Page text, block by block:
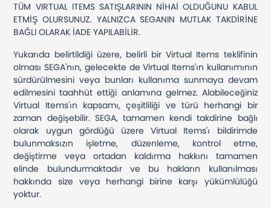
TÜM VIRTUAL ITEMS SATIŞLARININ NİHAİ OLDUĞUNU KABUL
ETMİŞ OLURSUNUZ. YALNIZCA SEGANIN MUTLAK TAKDİRİNE
BAĞLI OLARAK İADE YAPILABİLİR.
Yukarıda belirtildiği üzere, belirli bir Virtual Items teklifinin
olması SEGA'nın, gelecekte de Virtual Items'ın kullanımının
sürdürülmesini veya bunları kullanıma sunmaya devam
edilmesini taahhüt ettiği anlamına gelmez. Alabileceğiniz
Virtual Items'ın kapsamı, çeşitliliği ve türü herhangi bir
zaman değişebilir. SEGA, tamamen kendi takdirine bağlı
olarak uygun gördüğü üzere Virtual Items'ı bildirimde
bulunmaksızın işletme, düzenleme, kontrol etme,
değiştirme veya ortadan kaldırma hakkını tamamen
elinde bulundurmaktadır ve bu hakların kullanılması
hakkında size veya herhangi birine karşı yükümlülüğü
yoktur.